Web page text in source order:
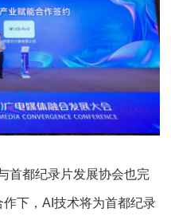
首都纪录片发展协会也完
下，AI技术将为首都纪录